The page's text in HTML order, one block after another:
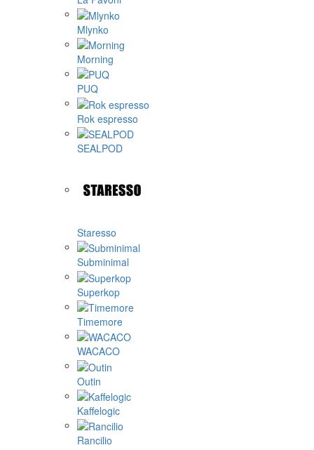
Mlynko
Morning
PUQ
Rok espresso
SEALPOD
Staresso
Subminimal
Superkop
Timemore
WACACO
Outin
Kaffelogic
Rancilio